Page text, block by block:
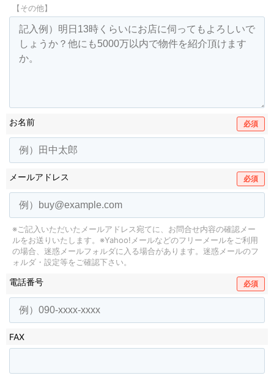
【その他】
お名前 必須
メールアドレス 必須
※ご記入いただいたメールアドレス宛てに、お問合せ内容の確認メー
ルをお送りいたします。 ※Yahoo!メールなどのフリーメールをご利用
の場合、迷惑メールフォルダに入る場合があります。 迷惑メールのフ
ォルダ・設定等をご確認下さい。
電話番号 必須
FAX